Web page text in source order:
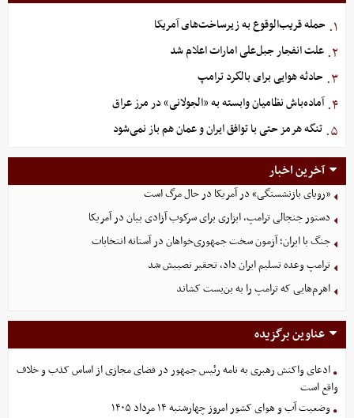
۱. حمله قریب‌الوقوع به زیرساخت‌های آمریکا
۲. علت انفجار جبل‌علی امارات اعلام شد
۳. حادثه هوایی برای بالگرد ترامپ
۴. آماده‌باش نظامیان وابسته به «الجولانی» در مرز عراق
۵. تنگه هرمز حتی با توافق ایران و عمان هم باز نمی‌شود
آخرین اخبار
«رویای بازنشستگی» در آمریکا در حال مرگ است
دستور جنجالی ترامپ، ابزاری برای سرکوب آزادی بیان در آمریکا
جنگ با ایران؛ آزمون سخت جمهوری‌خواهان در آستانه انتخابات
ترامپ وعده تسلیم ایران داد، تحقیر نصیبش شد
اهرم‌هایی که ترامپ را به بن‌بست کشاند
عناوین برگزیده
ادعای واکنش رهبری به نامه رئیس جمهور در فضای مجازی از اساس کذب و خلاف
واقع است
وضعیت آب و هوای کشور امروز چهارشنبه ۱۴ مرداد ۱۴۰۵